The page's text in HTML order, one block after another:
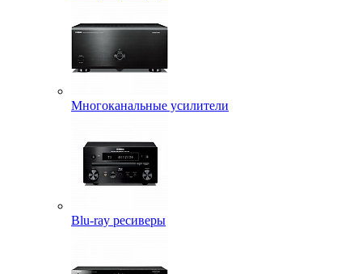
Многоканальные усилители
Blu-ray ресиверы